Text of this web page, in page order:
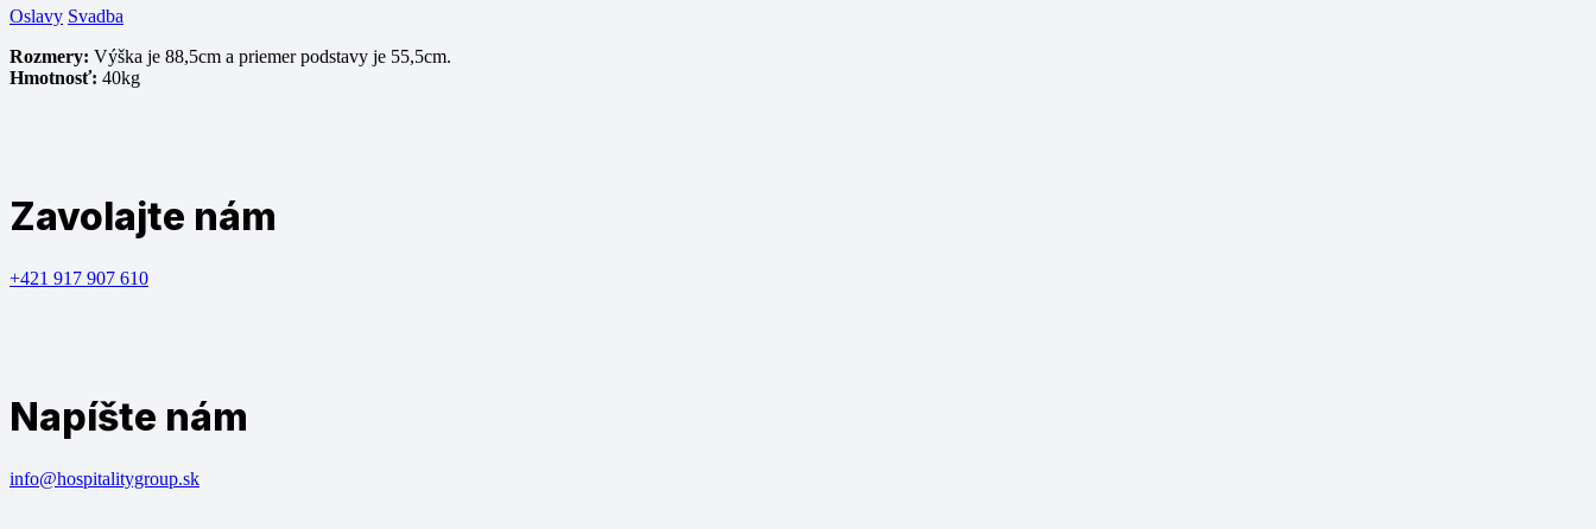
Oslavy Svadba
Rozmery: Výška je 88,5cm a priemer podstavy je 55,5cm.
Hmotnosť: 40kg
Zavolajte nám
+421 917 907 610
Napíšte nám
info@hospitalitygroup.sk